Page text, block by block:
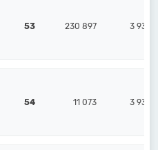
53 230 897 3 933
54 11 073 3 933